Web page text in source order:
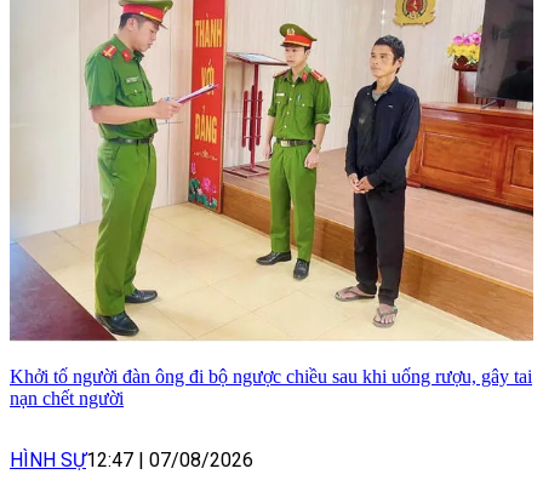
Khởi tố người đàn ông đi bộ ngược chiều sau khi uống rượu, gây tai
nạn chết người
HÌNH SỰ12:47 | 07/08/2026